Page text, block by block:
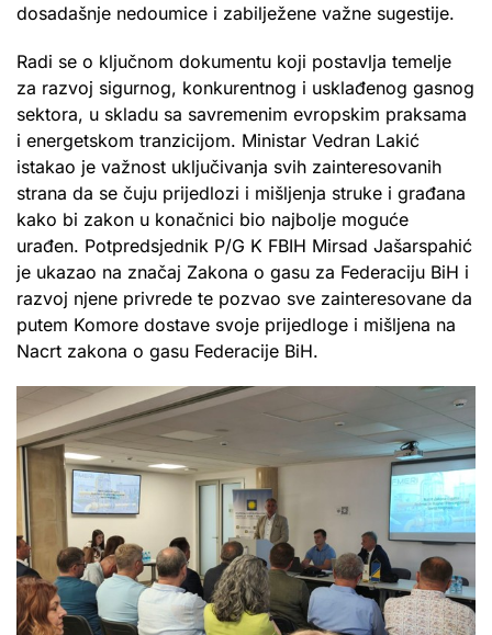
dosadašnje nedoumice i zabilježene važne sugestije.
Radi se o ključnom dokumentu koji postavlja temelje
za razvoj sigurnog, konkurentnog i usklađenog gasnog
sektora, u skladu sa savremenim evropskim praksama
i energetskom tranzicijom. Ministar Vedran Lakić
istakao je važnost uključivanja svih zainteresovanih
strana da se čuju prijedlozi i mišljenja struke i građana
kako bi zakon u konačnici bio najbolje moguće
urađen. Potpredsjednik P/G K FBIH Mirsad Jašarspahić
je ukazao na značaj Zakona o gasu za Federaciju BiH i
razvoj njene privrede te pozvao sve zainteresovane da
putem Komore dostave svoje prijedloge i mišljena na
Nacrt zakona o gasu Federacije BiH.